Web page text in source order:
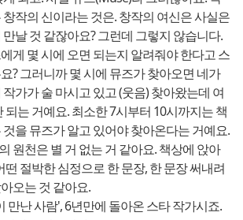
작의 신이라는 것은. 창작의 여신은 사실은
날 것 같잖아요? 그런데 그렇지 않습니다.
게 몇 시에 오면 되는지 알려줘야 한다고 스
? 그러니까 몇 시에 뮤즈가 찾아오면 네가
가가 술 마시고 있고 (웃음) 찾아왔는데 여
되는 거예요. 최소한 7시부터 10시까지는 책
을 뮤즈가 알고 있어야 찾아온다는 거예요.
원천은 별 거 없는 거 같아요. 책상에 앉아
떤 절박한 심정으로 한 문장, 한 문장 써내려
오는 것 같아요.
만난 사람', 6년만에 돌아온 스타 작가시죠.